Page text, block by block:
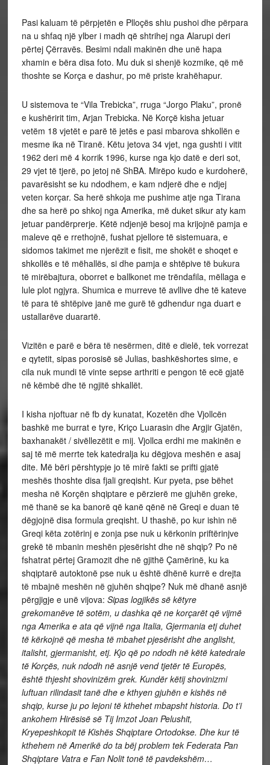
Pasi kaluam të përpjetën e Plloçës shiu pushoi dhe përpara
na u shfaq një ylber i madh që shtrihej nga Alarupi deri
përtej Çërravës. Besimi ndali makinën dhe unë hapa
xhamin e bëra disa foto. Mu duk si shenjë kozmike, që më
thoshte se Korça e dashur, po më priste krahëhapur.
U sistemova te “Vila Trebicka”, rruga “Jorgo Plaku”, pronë
e kushëririt tim, Arjan Trebicka. Në Korçë kisha jetuar
vetëm 18 vjetët e parë të jetës e pasi mbarova shkollën e
mesme ika në Tiranë. Këtu jetova 34 vjet, nga gushti i vitit
1962 deri më 4 korrik 1996, kurse nga kjo datë e deri sot,
29 vjet të tjerë, po jetoj në ShBA. Mirëpo kudo e kurdoherë,
pavarësisht se ku ndodhem, e kam ndjerë dhe e ndjej
veten korçar. Sa herë shkoja me pushime atje nga Tirana
dhe sa herë po shkoj nga Amerika, më duket sikur aty kam
jetuar pandërprerje. Këtë ndjenjë besoj ma krijojnë pamja e
maleve që e rrethojnë, fushat pjellore të sistemuara, e
sidomos takimet me njerëzit e fisit, me shokët e shoqet e
shkollës e të mëhallës, si dhe pamja e shtëpive të bukura
të mirëbajtura, oborret e ballkonet me trëndafila, mëllaga e
lule plot ngjyra. Shumica e murreve të avllive dhe të kateve
të para të shtëpive janë me gurë të gdhendur nga duart e
ustallarëve duarartë.
Vizitën e parë e bëra të nesërmen, ditë e dielë, tek vorrezat
e qytetit, sipas porosisë së Julias, bashkëshortes sime, e
cila nuk mundi të vinte sepse arthriti e pengon të ecë gjatë
në këmbë dhe të ngjitë shkallët.
I kisha njoftuar në fb dy kunatat, Kozetën dhe Vjollcën
bashkë me burrat e tyre, Kriço Luarasin dhe Argjir Gjatën,
baxhanakët / sivëllezëtit e mij. Vjollca erdhi me makinën e
saj të më merrte tek katedralja ku dëgjova meshën e asaj
dite. Më bëri përshtypje jo të mirë fakti se prifti gjatë
meshës thoshte disa fjali greqisht. Kur pyeta, pse bëhet
mesha në Korçën shqiptare e përzierë me gjuhën greke,
më thanë se ka banorë që kanë qënë në Greqi e duan të
dëgjojnë disa formula greqisht. U thashë, po kur ishin në
Greqi këta zotërinj e zonja pse nuk u kërkonin priftërinjve
grekë të mbanin meshën pjesërisht dhe në shqip? Po në
fshatrat përtej Gramozit dhe në gjithë Çamërinë, ku ka
shqiptarë autoktonë pse nuk u është dhënë kurrë e drejta
të mbajnë meshën në gjuhën shqipe? Nuk më dhanë asnjë
përgjigje e unë vijova: Sipas logjikës së këtyre
grekomanëve të sotëm, u dashka që ne korçarët që vijmë
nga Amerika e ata që vijnë nga Italia, Gjermania etj duhet
të kërkojnë që mesha të mbahet pjesërisht dhe anglisht,
italisht, gjermanisht, etj. Kjo që po ndodh në këtë katedrale
të Korçës, nuk ndodh në asnjë vend tjetër të Europës,
është thjesht shovinizëm grek. Kundër këtij shovinizmi
luftuan rilindasit tanë dhe e kthyen gjuhën e kishës në
shqip, kurse ju po lejoni të kthehet mbapsht historia. Do t’i
ankohem Hirësisë së Tij Imzot Joan Pelushit,
Kryepeshkopit të Kishës Shqiptare Ortodokse. Dhe kur të
kthehem në Amerikë do ta bëj problem tek Federata Pan
Shqiptare Vatra e Fan Nolit tonë të pavdekshëm…